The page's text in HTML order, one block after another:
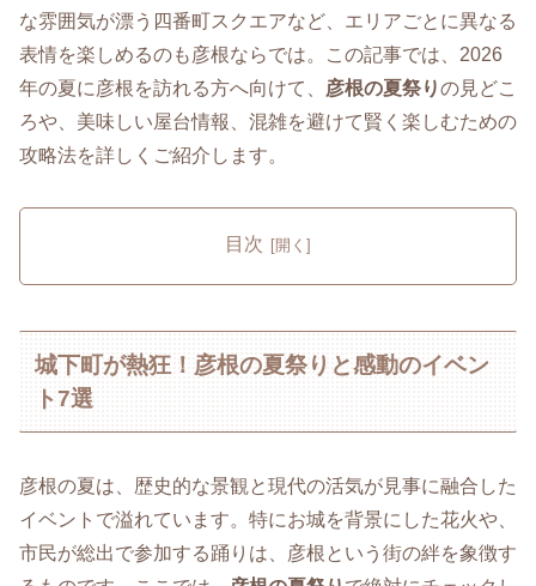
な雰囲気が漂う四番町スクエアなど、エリアごとに異なる
表情を楽しめるのも彦根ならでは。この記事では、2026
年の夏に彦根を訪れる方へ向けて、 彦根の夏祭りの見どこ
ろや、美味しい屋台情報、混雑を避けて賢く楽しむための
攻略法を詳しくご紹介します。
目次
城下町が熱狂！彦根の夏祭りと感動のイベン
ト7選
彦根の夏は、歴史的な景観と現代の活気が見事に融合した
イベントで溢れています。特にお城を背景にした花火や、
市民が総出で参加する踊りは、彦根という街の絆を象徴す